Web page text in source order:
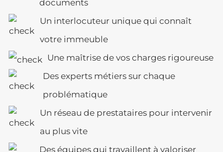
documents
Un interlocuteur unique qui connaît
votre immeuble
Une maîtrise de vos charges rigoureuse
Des experts métiers sur chaque
problématique
Un réseau de prestataires pour intervenir
au plus vite
Des équipes qui travaillent à valoriser